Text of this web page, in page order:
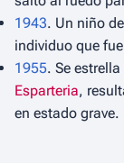
1943. Un niño
individuo que
1955. Se
Esparteria,
en estado grave.